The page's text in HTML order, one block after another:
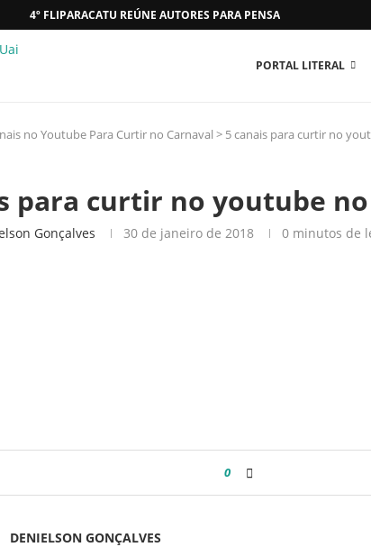
4º FLIPARACATU REÚNE AUTORES PARA PENSAR O MUNDO...
PORTAL LITERAL
no Youtube Para Curtir no Carnaval > 5 canais para curtir no
para curtir no youtube
Gonçalves 30 de janeiro de 2018 0 minutos de
0
DENIELSON GONÇALVES